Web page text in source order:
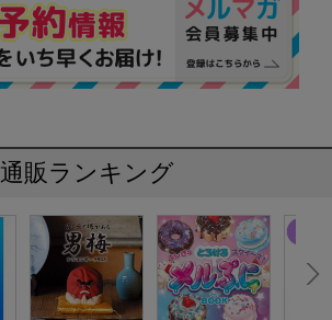
通販ランキング